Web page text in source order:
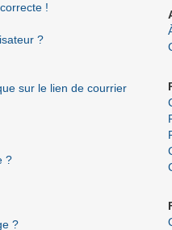
!
?
sur le lien de courrier
?
?